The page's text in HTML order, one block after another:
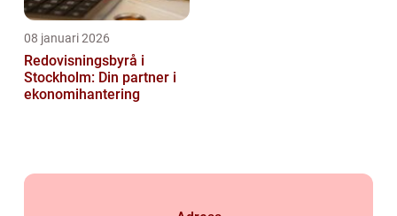
08 januari 2026
Redovisningsbyrå i
Stockholm: Din partner i
ekonomihantering